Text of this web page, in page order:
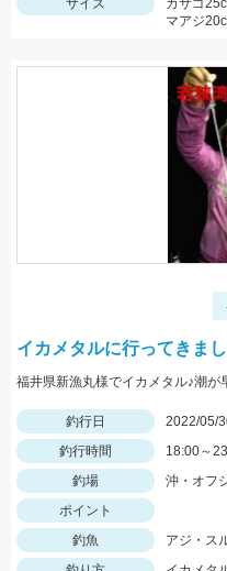
サイズ
カサゴ
マアジ
イカメタルに行ってきま
釣行日
2022/05/
釣行時間
18:00～
釣場
沖・オフ
ポイント
釣魚
アジ・ス